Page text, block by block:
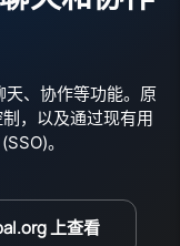
、协作等功能。原
，以及通过现有用
。
上查看